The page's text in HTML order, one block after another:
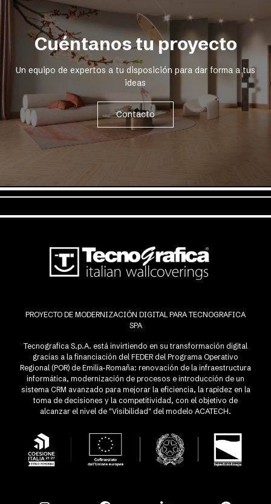
Cuéntanos tu proyecto
Un equipo de expertos a tu disposición para dar forma a tus
ideas
Contacto
PROYECTO DE MODERNIZACIÓN DIGITAL PARA TECNOGRAFICA
SPA
Tecnografica S.p.A. está invirtiendo en su transformación digital
gracias a la financiación del FEDER del Programa Operativo
Regional (POR) de Emilia-Romaña: renovación de la infraestructura
informática, modernización de procesos e introducción de un
sistema CRM avanzado para mejorar la eficiencia, la rapidez en la
toma de decisiones y la competitividad, con el objetivo de
alcanzar el nivel de "Visibilidad" del modelo ACATECH.